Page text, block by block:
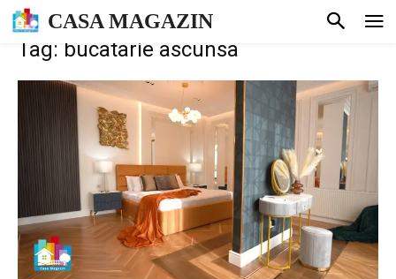
CASA MAGAZIN
Tag: bucatarie ascunsa